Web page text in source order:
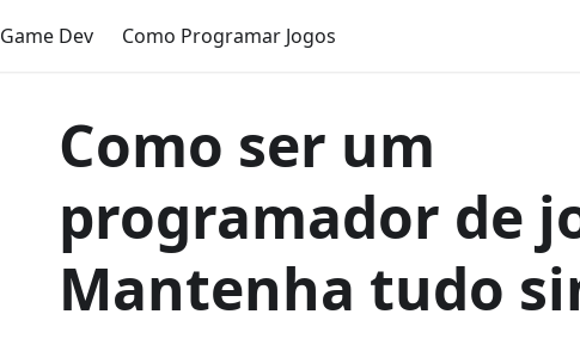
Game Dev Como Programar Jogos
Como ser um
programador de
Mantenha tudo